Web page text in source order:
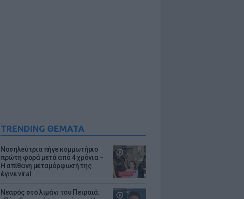
TRENDING ΘΕΜΑΤΑ
Νοσηλεύτρια πήγε κομμωτήριο
πρώτη φορά μετά από 4 χρόνια –
Η απίθανη μεταμόρφωσή της
έγινε viral
Νεαρός στο λιμάνι του Πειραιά: